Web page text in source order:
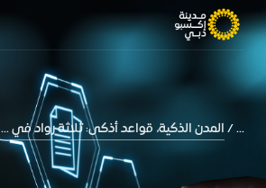
... المدن الذكية، قواعد أذكى: ثلاثة رواد في ...